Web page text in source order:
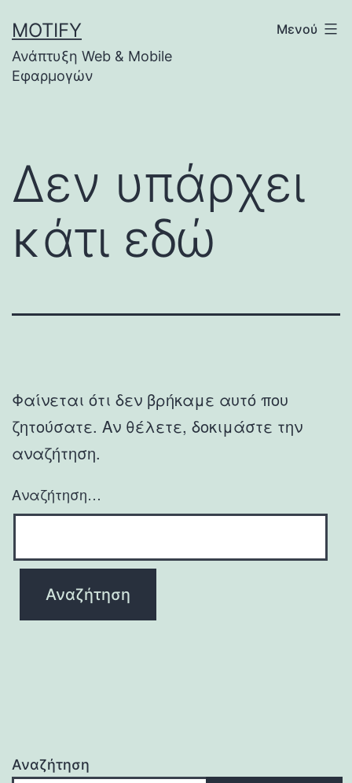
σε
περιεχόμενο
MOTIFY
Ανάπτυξη Web & Mobile
Εφαρμογών
Μενού
Δεν υπάρχει
κάτι εδώ
Φαίνεται ότι δεν βρήκαμε αυτό που
ζητούσατε. Αν θέλετε, δοκιμάστε την
αναζήτηση.
Αναζήτηση…
Αναζήτηση